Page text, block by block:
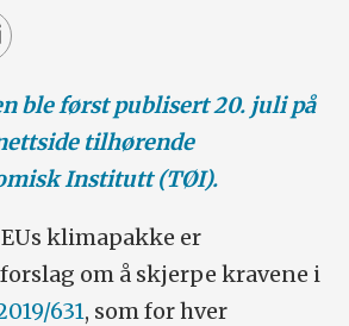
ble først publisert 20. juli på
tilhørende
Institutt (TØI).
klimapakke er
om å skjerpe kravene i
631, som for hver